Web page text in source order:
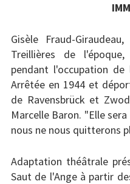
Mémorial
Portraits
Contacts
Archive
Gisèle Fraud-
Treillières de
pendant l'occupation de
Arrêtée en 1944 et
de Ravensbrück et
Marcelle Baron. "Elle
nous ne nous quitterons
Adaptation théâtrale
Saut de l'Ange à partir